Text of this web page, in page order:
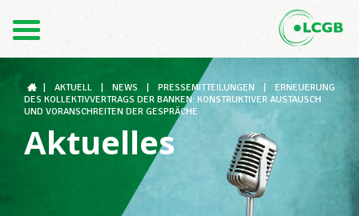
FR
Der LCGB
Gewerkschaftsstrukturen
AKTUELL NEWS PRESSEMITTEILUNGEN
ERNEUERUNG
DES KOLLEKTIVVERTRAGS DER BANKEN: KONSTRUKTIVER AUSTAUSCH
UND VORANSCHREITEN DER GESPRÄCHE
Aktuelles